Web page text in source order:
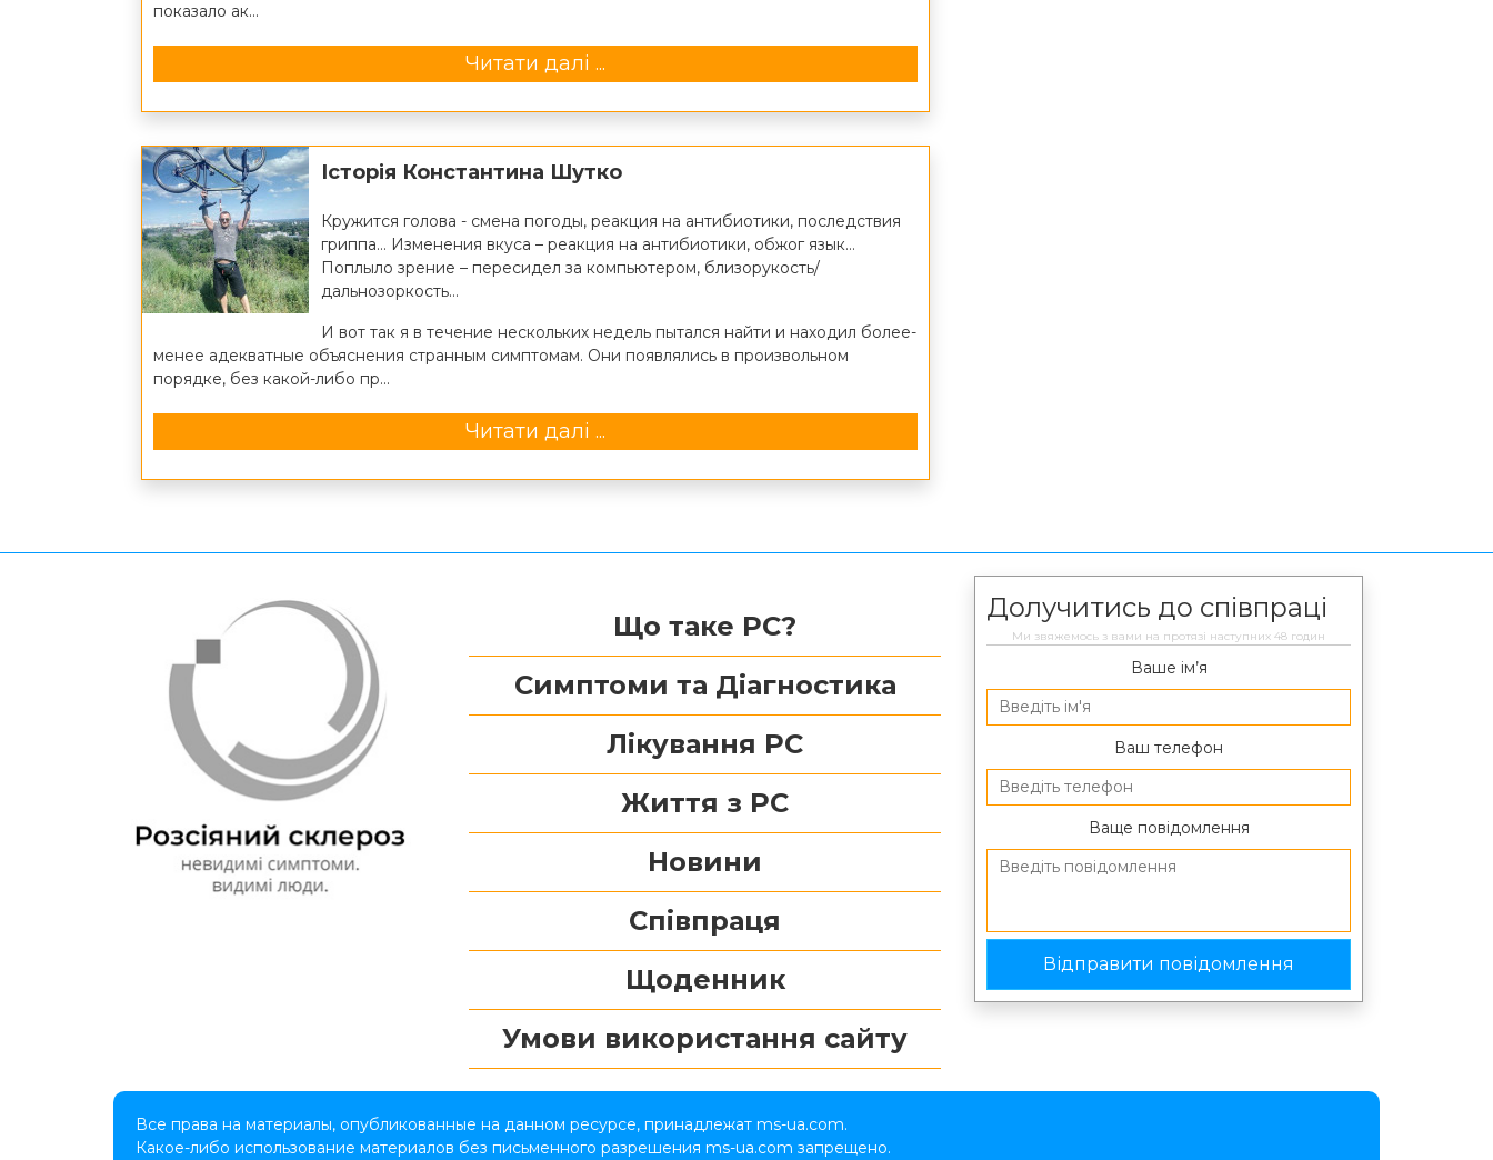
показало ак...
Читати далі ...
Історія Константина Шутко
Кружится голова - смена погоды, реакция на антибиотики, последствия
гриппа… Изменения вкуса – реакция на антибиотики, обжог язык…
Поплыло зрение – пересидел за компьютером, близорукость/
дальнозоркость…
И вот так я в течение нескольких недель пытался найти и находил более-
менее адекватные объяснения странным симптомам. Они появлялись в произвольном
порядке, без какой-либо пр...
Читати далі ...
Що таке РС?
Симптоми та Діагностика
Лікування РС
Життя з РС
Новини
Співпраця
Щоденник
Умови використання сайту
Долучитись до співпраці
Ми звяжемось з вами на протязі наступних 48 годин
Ваше ім’я
Ваш телефон
Ваще повідомлення
Все права на материалы, опубликованные на данном ресурсе, принадлежат ms-ua.com.
Какое-либо использование материалов без письменного разрешения ms-ua.com запрещено.